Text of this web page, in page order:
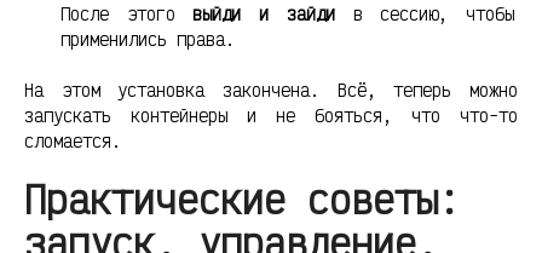
После этоговыйди и зайдив сессию, чтобы
применились права.
На этом установка закончена. Всё, теперь можно
запускать контейнеры и не бояться, что что-то
сломается.
Практические советы:
запуск, управление,